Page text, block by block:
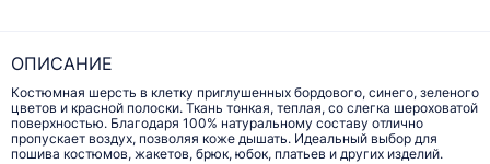
ОПИСАНИЕ
Костюмная шерсть в клетку приглушенных бордового, синего, зеленого
цветов и красной полоски. Ткань тонкая, теплая, со слегка шероховатой
поверхностью. Благодаря 100% натуральному составу отлично
пропускает воздух, позволяя коже дышать. Идеальный выбор для
пошива костюмов, жакетов, брюк, юбок, платьев и других изделий.